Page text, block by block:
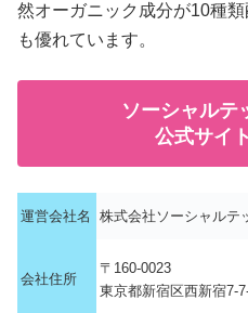
然オーガニック成分が10種
も優れています。
ソーシャルテ
公式サイ
運営会社名 株式会社ソーシャルテ
会社住所
〒160-0023
東京都新宿区西新宿7-